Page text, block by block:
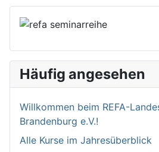
Häufig angesehen
Willkommen bei­m REFA-
Brandenburg e.V.!
Alle Kurse im Jahresüberblick